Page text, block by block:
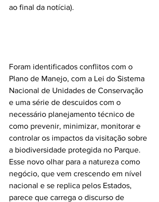
ao final da notícia).
Foram identificados conflitos com o
Plano de Manejo, com a Lei do Sistema
Nacional de Unidades de Conservação
e uma série de descuidos com o
necessário planejamento técnico de
como prevenir, minimizar, monitorar e
controlar os impactos da visitação sobre
a biodiversidade protegida no Parque.
Esse novo olhar para a natureza como
negócio, que vem crescendo em nível
nacional e se replica pelos Estados,
parece que carrega o discurso de